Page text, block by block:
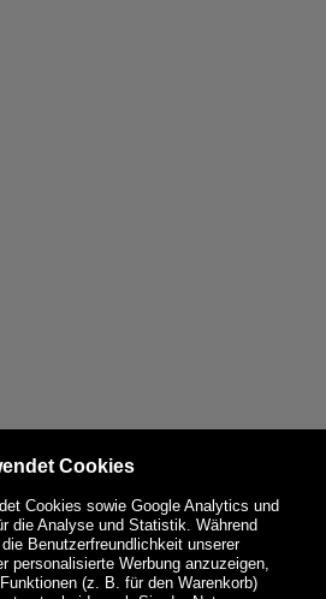
Cookies
Cookies sowie Google Analytics und
die Analyse und Statistik. Während
Benutzerfreundlichkeit unserer
personalisierte Werbung anzuzeigen,
(z. B. für den Warenkorb)